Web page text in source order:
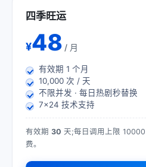
四季旺运
¥48 / 月
有效期 1 个月
10,000 次 / 天
不限并发 · 每日热剧秒替换
7×24 技术支持
有效期 30 天;每日调用上限
费。